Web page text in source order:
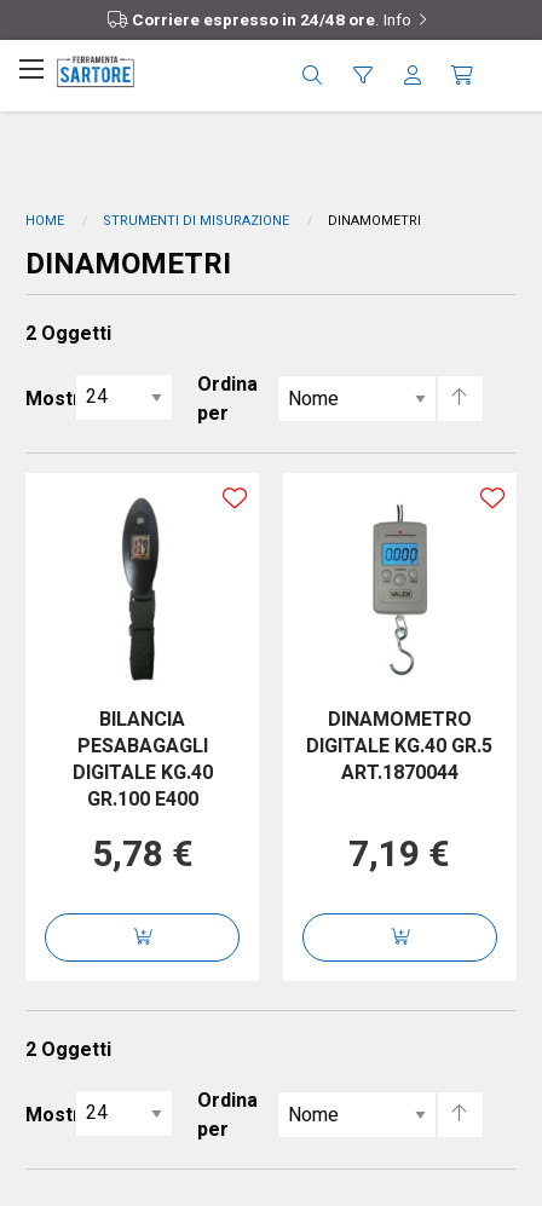
Corriere espresso in 24/48 ore. Info
HOME STRUMENTI DI MISURAZIONE DINAMOMETRI
DINAMOMETRI
2 Oggetti
Mostra
Ordina
per
BILANCIA
PESABAGAGLI
DIGITALE KG.40
GR.100 E400
5,78 €
DINAMOMETRO
DIGITALE KG.40 GR.5
ART.1870044
7,19 €
2 Oggetti
Mostra
Ordina
per